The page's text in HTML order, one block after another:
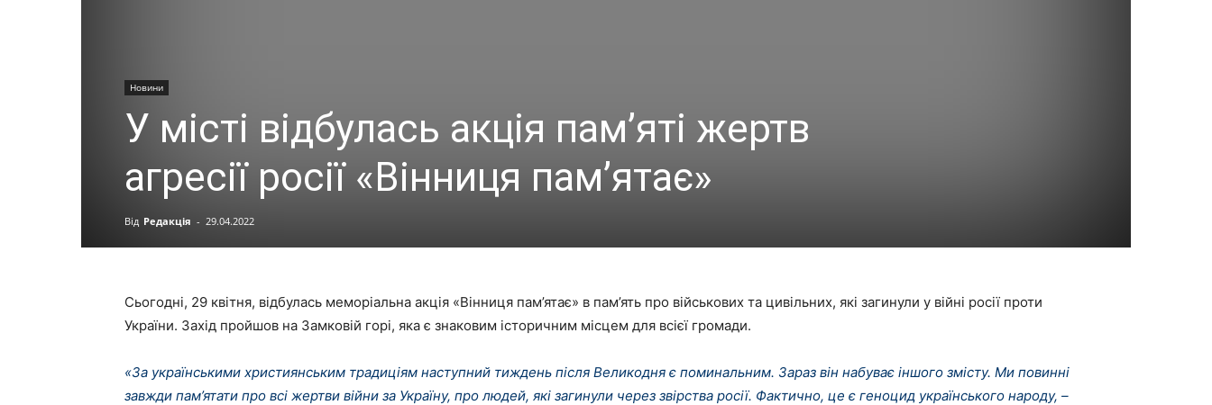
Новини
У місті відбулась акція пам’яті жертв
агресії росії «Вінниця пам’ятає»
Від Редакція - 29.04.2022
Сьогодні, 29 квітня, відбулась меморіальна акція «Вінниця пам’ятає» в пам’ять про військових та цивільних, які загинули у війні росії проти
України. Захід пройшов на Замковій горі, яка є знаковим історичним місцем для всієї громади.
«За українськими християнським традиціям наступний тиждень після Великодня є поминальним. Зараз він набуває іншого змісту. Ми повинні
завжди пам’ятати про всі жертви війни за Україну, про людей, які загинули через звірства росії. Фактично, це є геноцид українського народу, –